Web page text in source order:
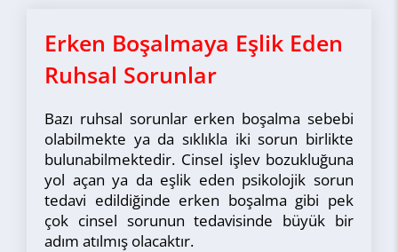
Erken Boşalmaya Eşlik Eden
Ruhsal Sorunlar
Bazı ruhsal sorunlar erken boşalma sebebi
olabilmekte ya da sıklıkla iki sorun birlikte
bulunabilmektedir. Cinsel işlev bozukluğuna
yol açan ya da eşlik eden psikolojik sorun
tedavi edildiğinde erken boşalma gibi pek
çok cinsel sorunun tedavisinde büyük bir
adım atılmış olacaktır.